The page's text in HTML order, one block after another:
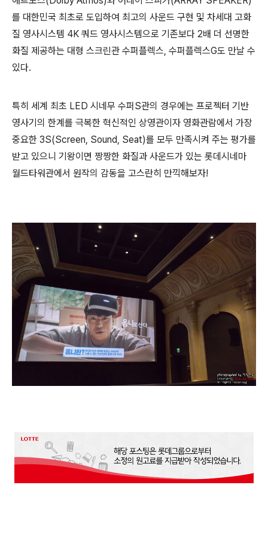
를 대한민국 최초로 도입하여 최고의 사운드 구현 및 차세대 고화
질 영사시스템 4K 쿼드 영사시스템으로 기존보다 2배 더 선명한
화질 제공하는 대형 스크린관 수퍼플렉스, 수퍼플렉스G도 만날 수
있다.
특히 세계 최초 LED 시네무 수퍼S관의 경우에는 프로젝터 기반
영사기의 한계를 극복한 혁신적인 상영관이자 영화관람에서 가장
중요한 3S(Screen, Sound, Seat)를 모두 만족시켜 주는 평가를
받고 있으니 기왕이면 짱짱한 화질과 사운드가 있는 롯데시네마
월드타워관에서 원작의 감동을 고스란히 만끽해보자!